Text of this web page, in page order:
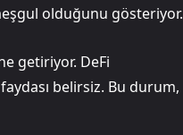
olduğunu gösteriyor.
getiriyor. DeFi
belirsiz. Bu durum,